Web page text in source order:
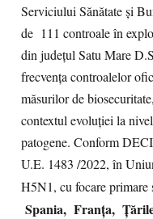
Serviciului Sănătate și
de 111 controale în
din județul Satu Mare
frecvența controalelor
măsurilor de
contextul evoluției la
patogene. Conform
U.E. 1483 /2022, în
H5N1, cu focare primare
Spania, Franța,